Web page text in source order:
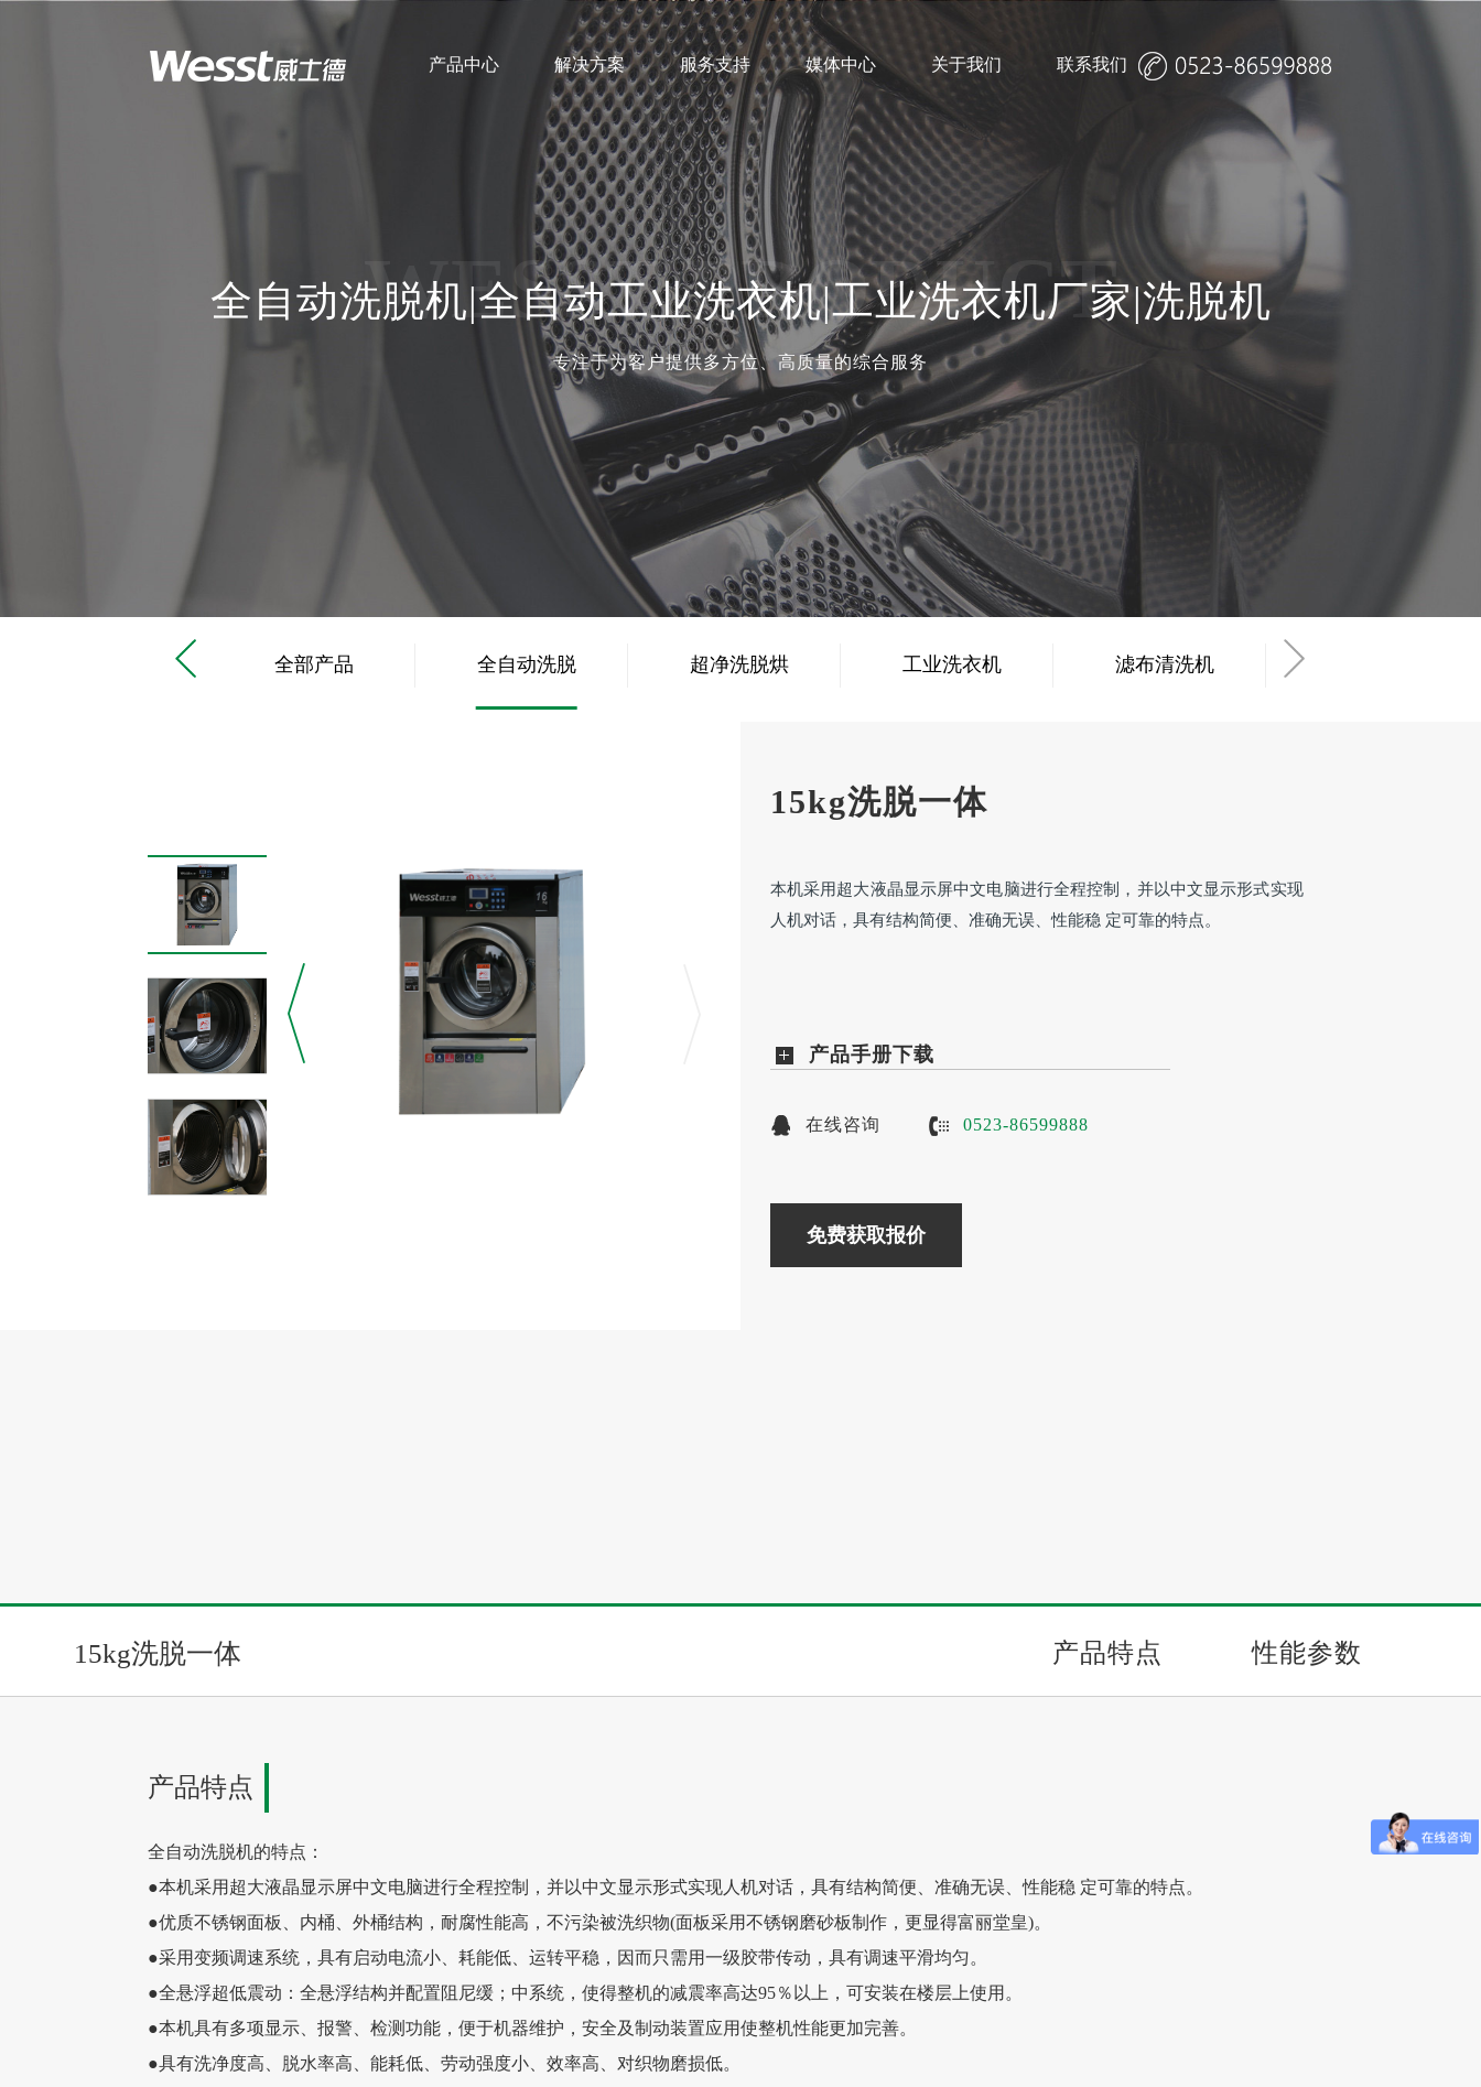
产品中心 解决方案 服务支持 媒体中心 关于我们 联系我们
滤布清洗机
工业烫平机
工业脱水机
营销网络 售后服务 客户案例 招商加盟
公司新闻 行业动态 技术支持
发展历程 组织架构 荣誉资质 社会招聘
WESST PRODUCT
全自动洗脱机|全自动工业洗衣机|工业洗衣机厂家|洗脱机
专注于为客户提供多方位、高质量的综合服务
全部产品 全自动洗脱 超净洗脱烘 工业洗衣机 滤布清洗机
15kg洗脱一体
本机采用超大液晶显示屏中文电脑进行全程控制，并以中文显示形式实现
人机对话，具有结构简便、准确无误、性能稳 定可靠的特点。
产品手册下载
在线咨询 0523-86599888
免费获取报价
15kg洗脱一体 产品特点 性能参数
产品特点
全自动洗脱机的特点：
●本机采用超大液晶显示屏中文电脑进行全程控制，并以中文显示形式实现人机对话，具有结构简便、准确无误、性能稳 定可靠的特点。
●优质不锈钢面板、内桶、外桶结构，耐腐性能高，不污染被洗织物(面板采用不锈钢磨砂板制作，更显得富丽堂皇)。
●采用变频调速系统，具有启动电流小、耗能低、运转平稳，因而只需用一级胶带传动，具有调速平滑均匀。
●全悬浮超低震动：全悬浮结构并配置阻尼缓；中系统，使得整机的减震率高达95％以上，可安装在楼层上使用。
●本机具有多项显示、报警、检测功能，便于机器维护，安全及制动装置应用使整机性能更加完善。
●具有洗净度高、脱水率高、能耗低、劳动强度小、效率高、对织物磨损低。